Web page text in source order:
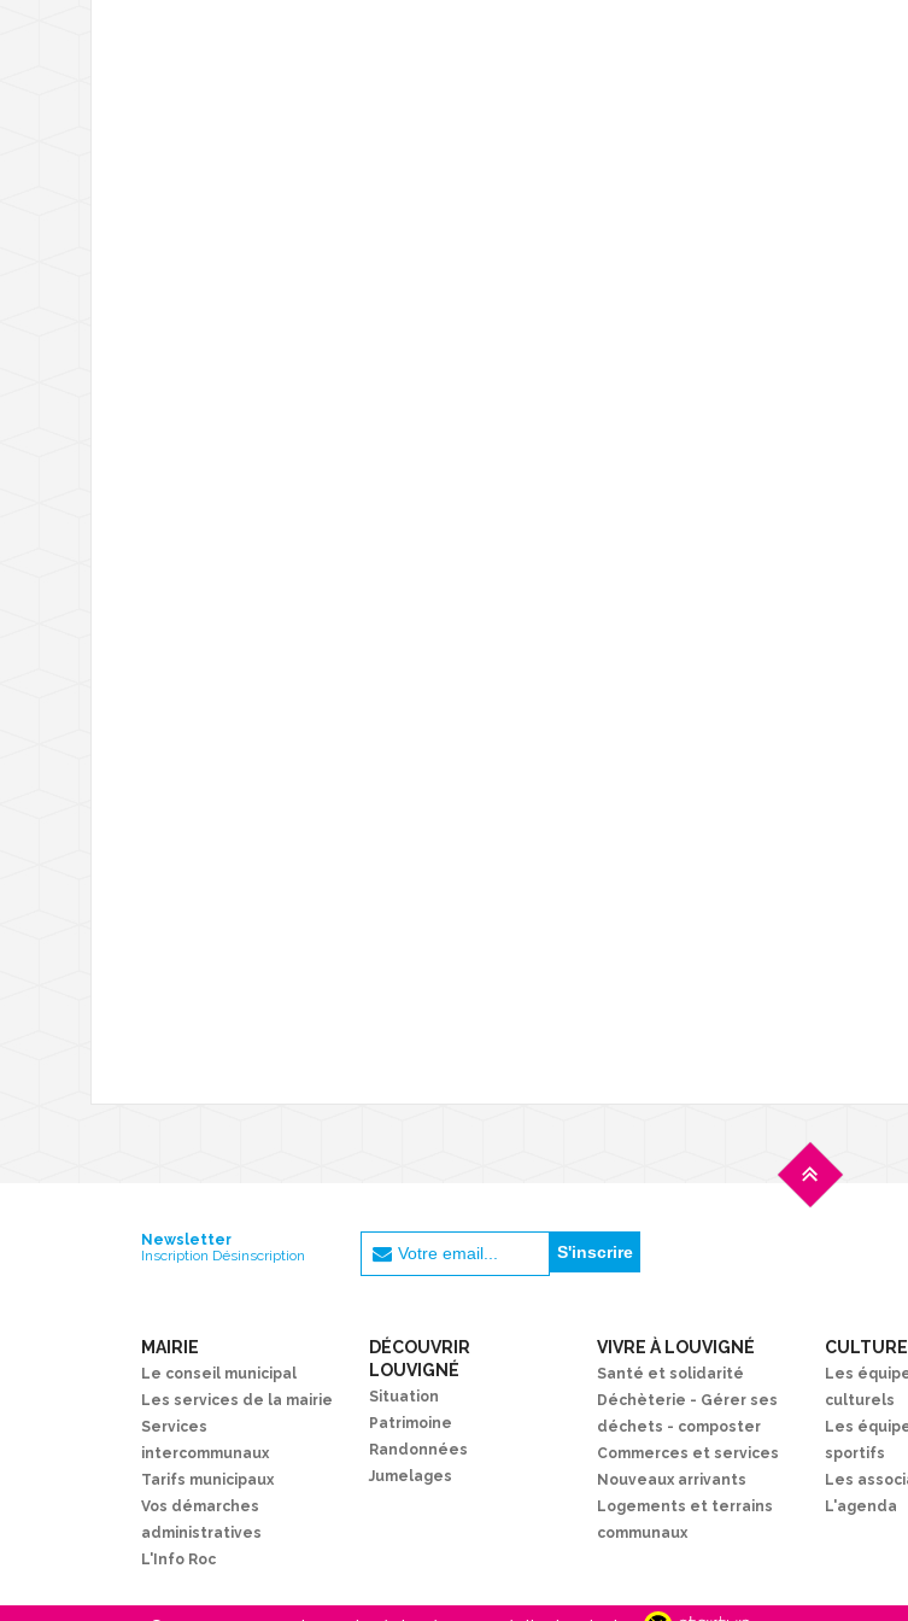
Newsletter
Inscription Désinscription
MAIRIE
Le conseil municipal
Les services de la mairie
Services
intercommunaux
Tarifs municipaux
Vos démarches
administratives
L'Info Roc
DÉCOUVRIR
LOUVIGNÉ
Situation
Patrimoine
Randonnées
Jumelages
VIVRE À LOUVIGNÉ
Santé et solidarité
Déchèterie - Gérer ses
déchets - composter
Commerces et services
Nouveaux arrivants
Logements et terrains
communaux
Les
culturels
Les
sportifs
Les
L'agenda